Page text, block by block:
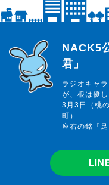
らじっと君
NACK5
君」
ラジオキャ
が、根は優
3月3日（桃
町）
座右の銘「足